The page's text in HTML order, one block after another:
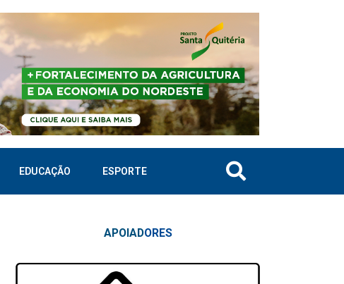
EDUCAÇÃO ESPORTE
APOIADORES